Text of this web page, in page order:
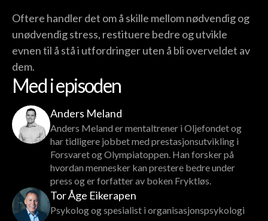
Oftere handler det om å skille mellom nødvendig og
unødvendig stress, restituere bedre og utvikle
evnen til å stå i utfordringer uten å bli overveldet av
dem.
Med i episoden
Anders Meland
Anders Meland er mentaltrener i Oljefondet og
har tidligere jobbet med prestasjonsutvikling i
Forsvaret og Olympiatoppen. Han forsker på
hvordan mennesker kan prestere bedre under
press og er forfatter av boken Fryktløs.
Tor Åge Eikerapen
Psykolog og spesialist i organisasjonspsykologi